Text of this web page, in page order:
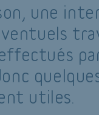
une
utiles.